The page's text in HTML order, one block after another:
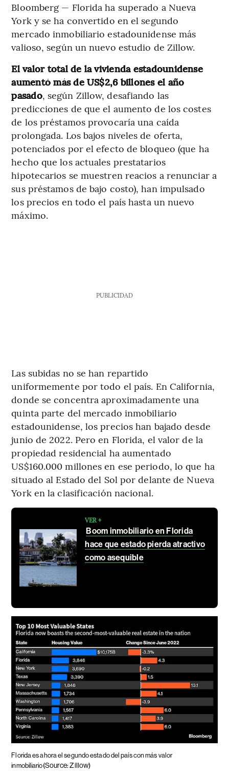
Bloomberg — Florida ha superado a Nueva
York y se ha convertido en el segundo
mercado inmobiliario estadounidense más
valioso, según un nuevo estudio de Zillow.
El valor total de la vivienda estadounidense
aumentó más de US$2,6 billones el año
pasado, según Zillow, desafiando las
predicciones de que el aumento de los costes
de los préstamos provocaría una caída
prolongada. Los bajos niveles de oferta,
potenciados por el efecto de bloqueo (que ha
hecho que los actuales prestatarios
hipotecarios se muestren reacios a renunciar a
sus préstamos de bajo costo), han impulsado
los precios en todo el país hasta un nuevo
máximo.
PUBLICIDAD
Las subidas no se han repartido
uniformemente por todo el país. En California,
donde se concentra aproximadamente una
quinta parte del mercado inmobiliario
estadounidense, los precios han bajado desde
junio de 2022. Pero en Florida, el valor de la
propiedad residencial ha aumentado
US$160.000 millones en ese periodo, lo que ha
situado al Estado del Sol por delante de Nueva
York en la clasificación nacional.
VER +
Boom inmobiliario en Florida
hace que estado pierda atractivo
como asequible
Florida es ahora el segundo estado del país con más valor
inmobiliario(Source: Zillow)